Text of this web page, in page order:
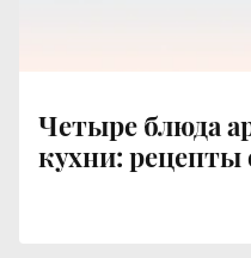
Четыре блюда
кухни: